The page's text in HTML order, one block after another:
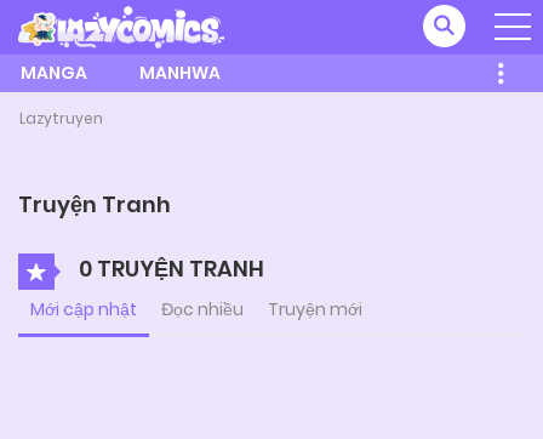
MANGA MANHWA
Lazytruyen
Truyện Tranh
0 TRUYỆN TRANH
Mới cập nhật Đọc nhiều Truyện mới